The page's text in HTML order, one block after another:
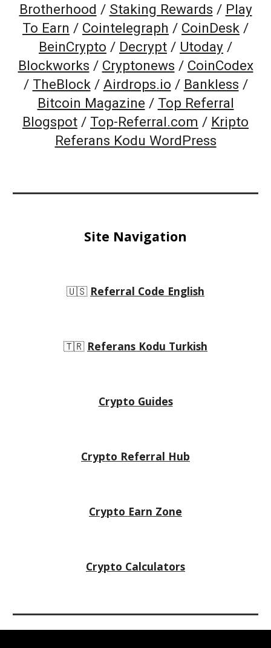
Brotherhood / Staking Rewards / Play
To Earn / Cointelegraph / CoinDesk /
BeinCrypto / Decrypt / Utoday /
Blockworks / Cryptonews / CoinCodex
/ TheBlock/ Airdrops.io / Bankless /
Bitcoin Magazine / Top Referral
Blogspot / Top-Referral.com / Kripto
Referans Kodu WordPress
Site Navigation
🇺🇸 Referral Code English
🇹🇷 Referans Kodu Turkish
Crypto Guides
Crypto Referral Hub
Crypto Earn Zone
Crypto Calculators